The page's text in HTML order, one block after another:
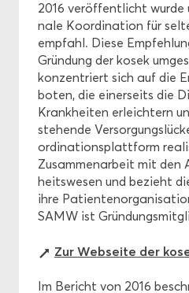
2016 ver­öf­fent­licht
na­le Ko­or­di­na­ti­on für
emp­fahl. Diese
Grün­dung der kosek
kon­zen­triert sich auf die
bo­ten, die ei­ner­seits die
Krank­hei­ten er­leich­tern
stehen­de
or­di­na­ti­ons­platt­form
Zu­sam­men­ar­beit mit den
heits­we­sen und be­zieht
ihre
SAMW ist
Zur Web­sei­te der
Im Be­richt von 2016